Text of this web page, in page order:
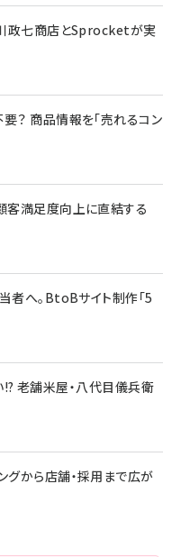
政七商店とSprocketが実
？ 商品情報を「売れるコン
客満足度向上に直結する
へ。BtoBサイト制作「5
老舗米屋・八代目儀兵衛
グから店舗・採用まで広が